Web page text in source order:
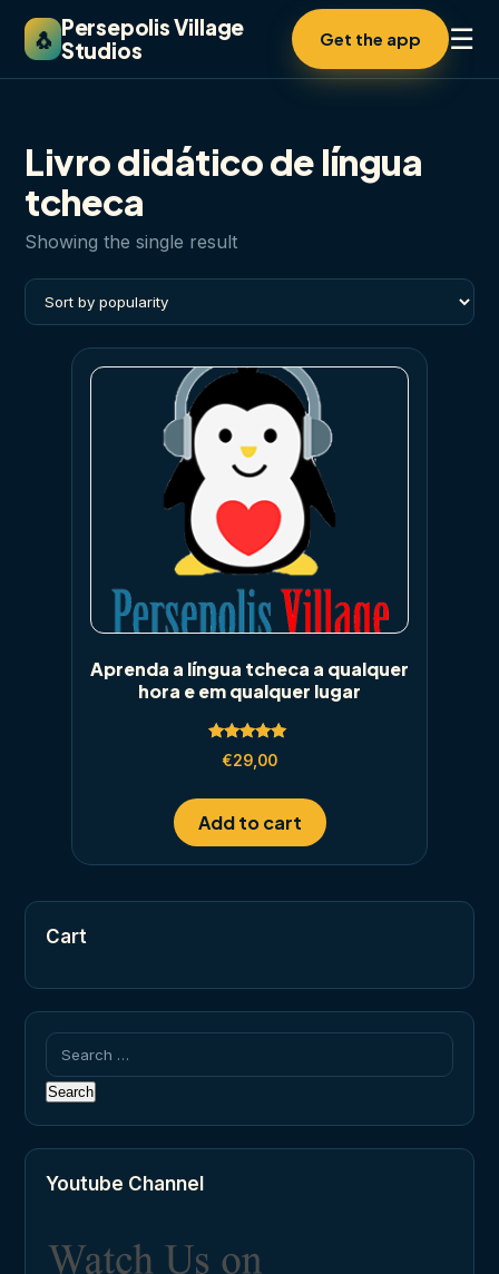
🐧 Persepolis Village
Studios
Get the app ☰
Livro didático de língua
tcheca
Showing the single result
Aprenda a língua tcheca a qualquer
hora e em qualquer lugar
Rated
5.00
€29,00
Add to cart
Cart
Search
for:
Youtube Channel